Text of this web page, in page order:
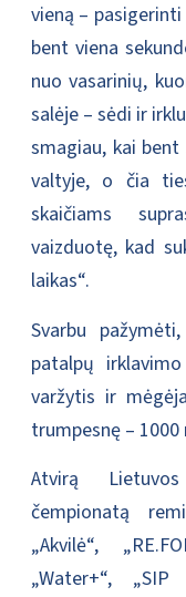
vieną –
bent viena
nuo vasarinių,
salėje – sėdi ir
smagiau, kai
valtyje, o čia
skaičiams
vaizduotę, kad
laikas“.
Svarbu
patalpų
varžytis ir
trumpesnę –
Atvirą
čempionatą
„Akvilė“,
„Water+“, „SIP